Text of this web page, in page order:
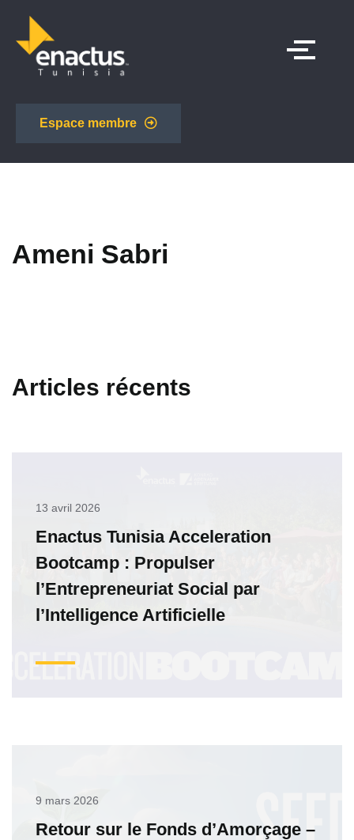
Espace membre
Ameni Sabri
Articles récents
13 avril 2026
Enactus Tunisia Acceleration
Bootcamp : Propulser
l’Entrepreneuriat Social par
l’Intelligence Artificielle
9 mars 2026
Retour sur le Fonds d’Amorçage –